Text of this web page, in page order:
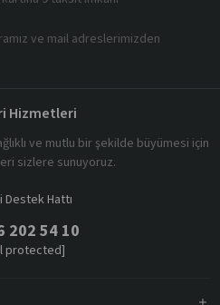
ve mail adreslerimizden
Hizmetleri
ve mutlu bir şekilde büyümesi için
sizlere sunuyoruz.
Destek Hattı
202 54 10
protected]